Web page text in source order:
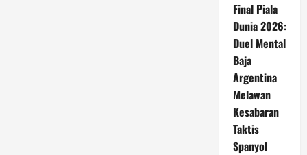
Final Piala
Dunia 2026:
Duel Mental
Baja
Argentina
Melawan
Kesabaran
Taktis
Spanyol